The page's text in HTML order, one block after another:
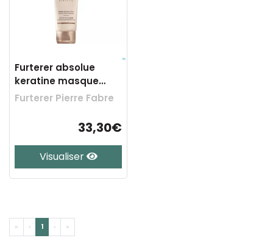
Furterer absolue
keratine masque
classic 100ml
Furterer Pierre Fabre
33,30€
Visualiser
« ‹ 1 › »